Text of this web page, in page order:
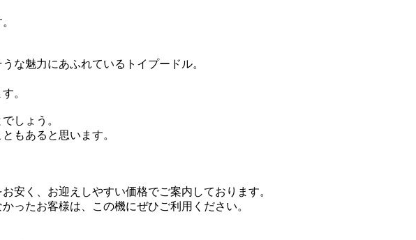
な魅力にあふれているトイプードル。
。
しょう。
もあると思います。
安く、お迎えしやすい価格でご案内しております。
ったお客様は、この機にぜひご利用ください。